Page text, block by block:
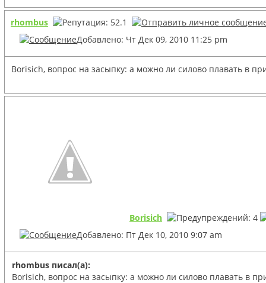
rhombus
Добавлено: Чт Дек 09, 2010 11:25 pm
Borisich, вопрос на засыпку: а можно ли силово плавать в
Borisich
Добавлено: Пт Дек 10, 2010 9:07 am
rhombus писал(а):
Borisich, вопрос на засыпку: а можно ли силово плавать в